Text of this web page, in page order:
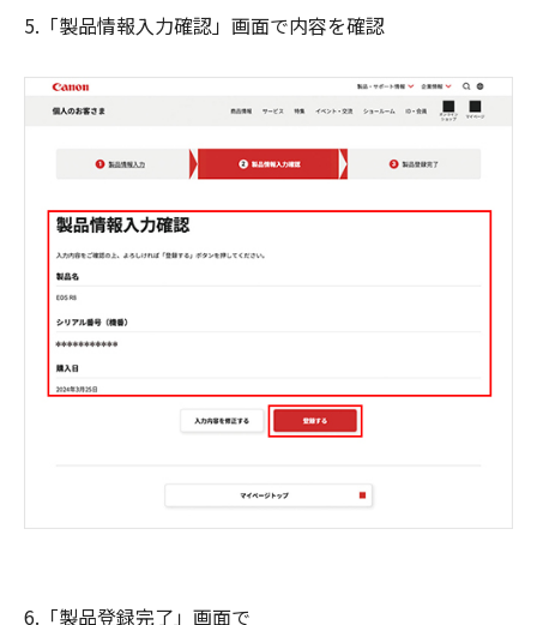
5.「製品情報入力確認」画面で内容を確認
6.「製品登録完了」画面で